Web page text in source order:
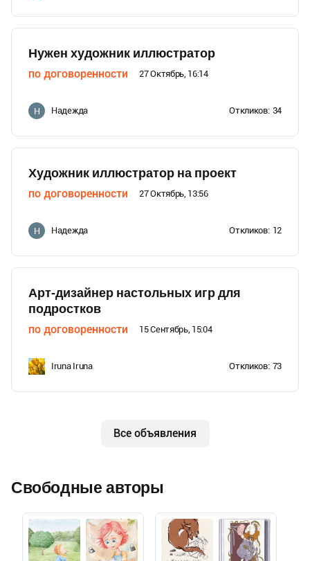
Нужен художник иллюстратор
по договоренности 27 Октябрь, 16:14
Н Надежда Откликов: 34
Художник иллюстратор на проект
по договоренности 27 Октябрь, 13:56
Н Надежда Откликов: 12
Арт-дизайнер настольных игр для
подростков
по договоренности 15 Сентябрь, 15:04
Iruna Iruna Откликов: 73
Все объявления
Свободные авторы